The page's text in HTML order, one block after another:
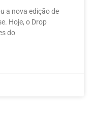
a nova edição de
Hoje, o Drop
do